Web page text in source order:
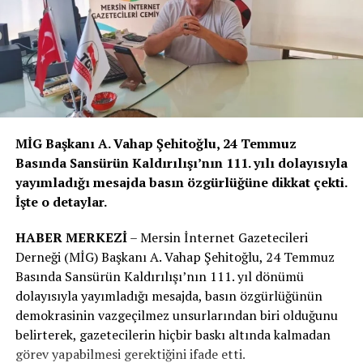
aktarırken, bölgede yaşam kalitesini artıracak öneriler
de sundu.
Görüşmede kamu kurumları ile sivil toplum
kuruluşlarının ortak hareket etmesinin ilçeye önemli
katkılar sağlayacağına dikkat çekildi.
Sahil Yolunda Yaya Geçişleri
Zorlaşıyor
sahil bandındaki yoğunluk geldi. Yaz sezonunda binlerce
kişinin kullandığı yürüyüş yollarında seyyar satıcılar ile
bazı işletmelerin yaya alanlarını işgal ettiği ifade edildi.
Bu durumun hem geçişleri zorlaştırdığı hem de görüntü
ve çevre kirliliğine neden olduğu belirtildi. Bölge
sakinleri denetimlerin daha sık yapılmasını ve işgallerin
MİG Başkanı A. Vahap Şehitoğlu, 24 Temmuz
Basında Sansürün Kaldırılışı’nın 111. yılı dolayısıyla
yayımladığı mesajda basın özgürlüğüne dikkat çekti.
İşte o detaylar.
HABER MERKEZİ– Mersin İnternet Gazetecileri
Derneği (MİG) Başkanı A. Vahap Şehitoğlu, 24 Temmuz
Basında Sansürün Kaldırılışı’nın 111. yıl dönümü
dolayısıyla yayımladığı mesajda, basın özgürlüğünün
demokrasinin vazgeçilmez unsurlarından biri olduğunu
belirterek, gazetecilerin hiçbir baskı altında kalmadan
görev yapabilmesi gerektiğini ifade etti.